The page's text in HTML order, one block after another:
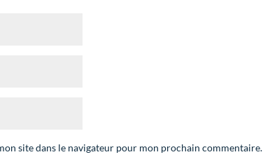
site dans le navigateur pour mon prochain commentaire.